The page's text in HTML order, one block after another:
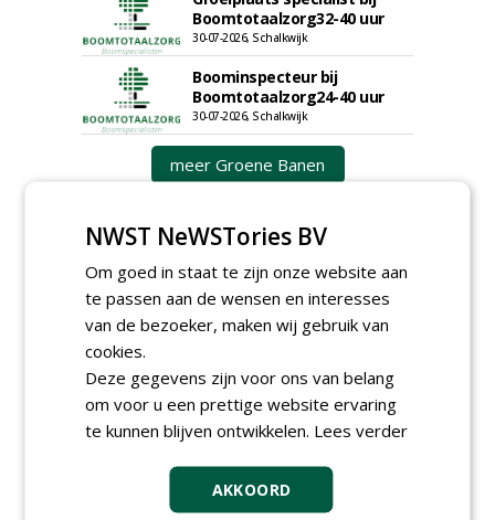
Boomtotaalzorg32-40 uur
30-07-2026, Schalkwijk
Boominspecteur bij
Boomtotaalzorg24-40 uur
30-07-2026, Schalkwijk
meer Groene Banen
GREEN OUTLET
Iedereen kan gratis kleine advertenties
plaatsen via zijn eigen account.
NWST NeWSTories BV
Om goed in staat te zijn onze website aan
te passen aan de wensen en interesses
van de bezoeker, maken wij gebruik van
cookies.
Deze gegevens zijn voor ons van belang
om voor u een prettige website ervaring
te kunnen blijven ontwikkelen. Lees verder
AKKOORD